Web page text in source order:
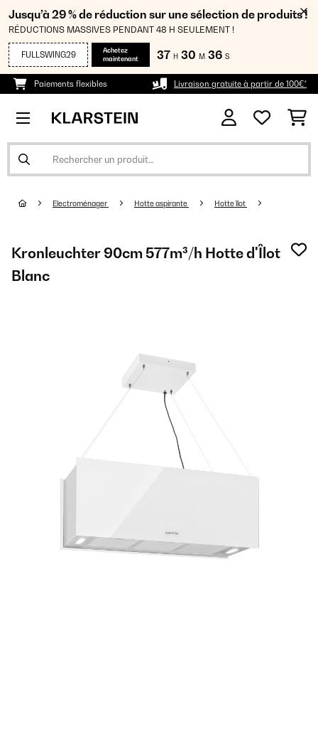
Jusqu’à 29 % de réduction sur une sélection de produits !
RÉDUCTIONS MASSIVES PENDANT 48 H SEULEMENT !
FULLSWING29
Achetez
maintenant
37 H 30 M 36 S
Paiements flexibles Livraison gratuite à partir de 100€*
Electroménager Hotte aspirante Hotte îlot
Kronleuchter 90cm 577m³/h Hotte d'Îlot
Blanc